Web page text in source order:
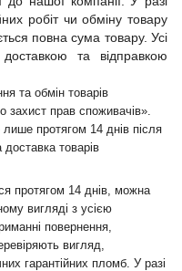
робіт чи обміну товару
повна сума товару. Усі
доставкою та відправкою
та обмін товарів
захист прав споживачів».
протягом 14 днів після
товарів
протягом 14 днів, можна
вигляді з усією
повернення,
вигляд,
гарантійних пломб. У разі